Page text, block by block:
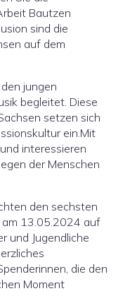
Bautzen
sind die
auf dem
jungen
begleitet. Diese
setzen sich
ein.Mit
interessieren
der Menschen
den sechsten
am 13.05.2024 auf
und Jugendliche
die den
Moment